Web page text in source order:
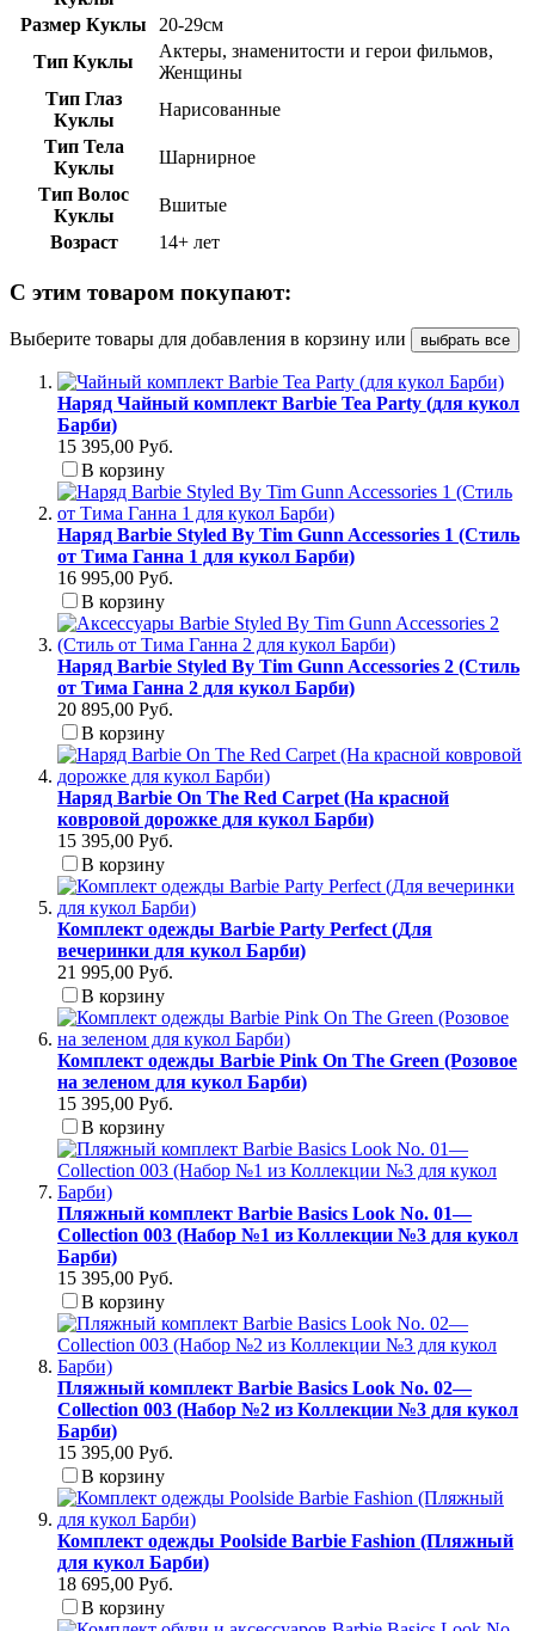
Размер Куклы
20-29см
Тип Куклы
Актеры, знаменитости и герои фильмов,
Женщины
Тип Глаз
Куклы
Нарисованные
Тип Тела
Куклы
Шарнирное
Тип Волос
Куклы
Вшитые
Возраст
14+ лет
С этим товаром покупают:
Выберите товары для добавления в корзину или выбрать все
Наряд Чайный комплект Barbie Tea Party (для кукол
Барби)
15 395,00 Руб.
В корзину
Наряд Barbie Styled By Tim Gunn Accessories 1 (Стиль
от Тима Ганна 1 для кукол Барби)
16 995,00 Руб.
В корзину
Наряд Barbie Styled By Tim Gunn Accessories 2 (Стиль
от Тима Ганна 2 для кукол Барби)
20 895,00 Руб.
В корзину
Наряд Barbie On The Red Carpet (На красной
ковровой дорожке для кукол Барби)
15 395,00 Руб.
В корзину
Комплект одежды Barbie Party Perfect (Для
вечеринки для кукол Барби)
21 995,00 Руб.
В корзину
Комплект одежды Barbie Pink On The Green (Розовое
на зеленом для кукол Барби)
15 395,00 Руб.
В корзину
Пляжный комплект Barbie Basics Look No. 01—
Collection 003 (Набор №1 из Коллекции №3 для кукол
Барби)
15 395,00 Руб.
В корзину
Пляжный комплект Barbie Basics Look No. 02—
Collection 003 (Набор №2 из Коллекции №3 для кукол
Барби)
15 395,00 Руб.
В корзину
Комплект одежды Poolside Barbie Fashion (Пляжный
для кукол Барби)
18 695,00 Руб.
В корзину